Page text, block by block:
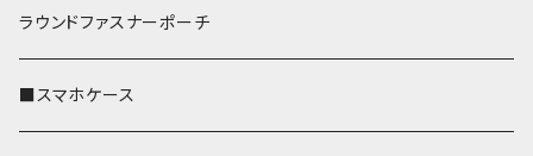
ラウンドファスナーポーチ
■スマホケース